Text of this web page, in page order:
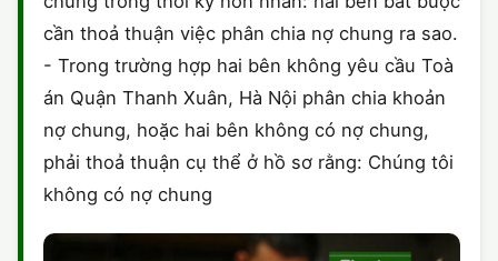
cần thoả thuận việc phân chia nợ chung ra sao.
- Trong trường hợp hai bên không yêu cầu Toà
án Quận Thanh Xuân, Hà Nội phân chia khoản
nợ chung, hoặc hai bên không có nợ chung,
phải thoả thuận cụ thể ở hồ sơ rằng: Chúng tôi
không có nợ chung